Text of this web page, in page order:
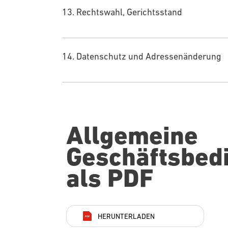
13. Rechtswahl, Gerichtsstand
14. Datenschutz und Adressenänderung
Allgemeine
als PDF
HERUNTERLADEN